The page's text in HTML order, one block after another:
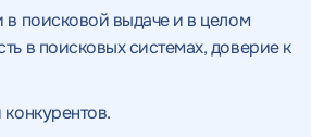
в поисковой выдаче и в целом
в поисковых системах, доверие к